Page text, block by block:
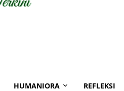
HUMANIORA REFLEKSI